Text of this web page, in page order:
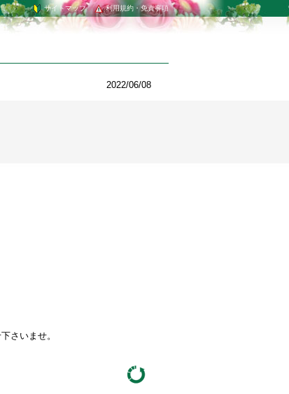
利用規約・免責事項
サイトマップ
2022/06/08
さいませ。